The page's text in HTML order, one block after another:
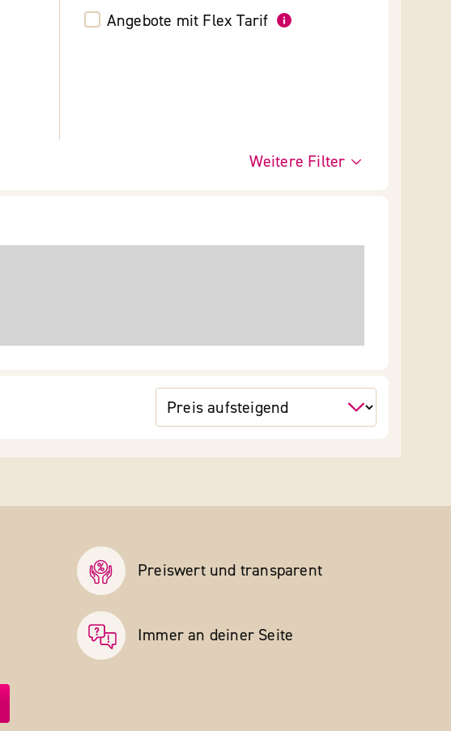
Angebote mit Flex Tarif
Weitere Filter
Preiswert und transparent
Immer an deiner Seite